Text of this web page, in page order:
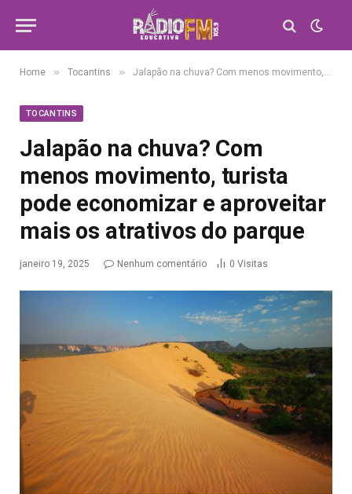
Home » Tocantins » Jalapão na chuva? Com menos movimento, turista pode economizar e aproveitar mais os atrativos do parque
TOCANTINS
Jalapão na chuva? Com
menos movimento, turista
pode economizar e aproveitar
mais os atrativos do parque
janeiro 19, 2025 Nenhum comentário 0 Visitas